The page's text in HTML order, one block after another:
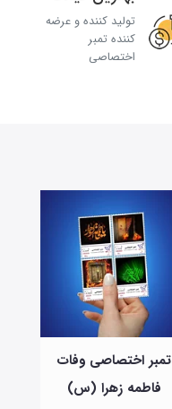
تولید کننده و عرضه
کننده تمبر
اختصاصی
تمبر اختصاصی وفات
فاطمه زهرا (س)